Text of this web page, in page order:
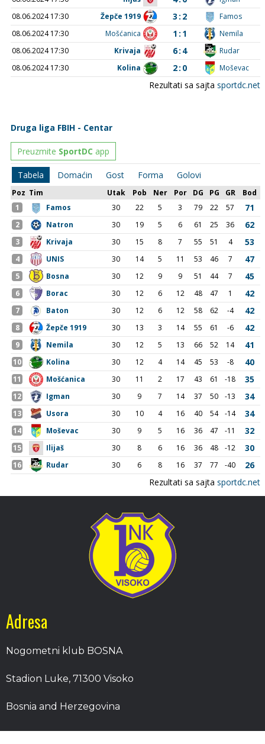
Adresa
Nogometni klub BOSNA
Stadion Luke, 71300 Visoko
Bosnia and Herzegovina